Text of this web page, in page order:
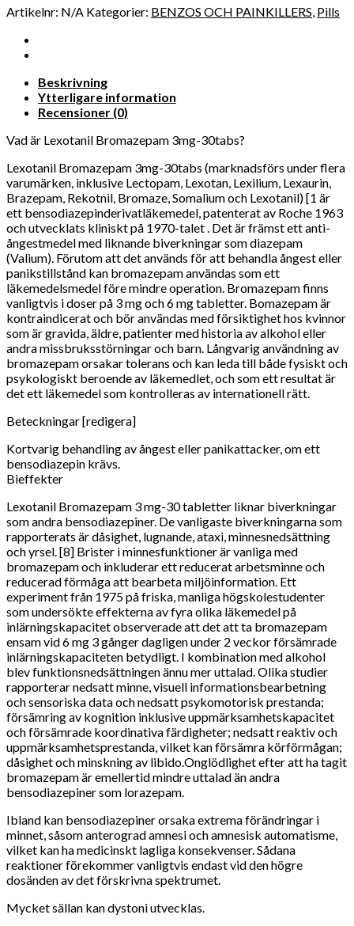
Artikelnr: N/A Kategorier: BENZOS OCH PAINKILLERS, Pills
Beskrivning
Ytterligare information
Recensioner (0)
Vad är Lexotanil Bromazepam 3mg-30tabs?
Lexotanil Bromazepam 3mg-30tabs (marknadsförs under flera
varumärken, inklusive Lectopam, Lexotan, Lexilium, Lexaurin,
Brazepam, Rekotnil, Bromaze, Somalium och Lexotanil) [1 är
ett bensodiazepinderivatläkemedel, patenterat av Roche 1963
och utvecklats kliniskt på 1970-talet . Det är främst ett anti-
ångestmedel med liknande biverkningar som diazepam
(Valium). Förutom att det används för att behandla ångest eller
panikstillstånd kan bromazepam användas som ett
läkemedelsmedel före mindre operation. Bromazepam finns
vanligtvis i doser på 3 mg och 6 mg tabletter. Bomazepam är
kontraindicerat och bör användas med försiktighet hos kvinnor
som är gravida, äldre, patienter med historia av alkohol eller
andra missbruksstörningar och barn. Långvarig användning av
bromazepam orsakar tolerans och kan leda till både fysiskt och
psykologiskt beroende av läkemedlet, och som ett resultat är
det ett läkemedel som kontrolleras av internationell rätt.
Beteckningar [redigera]
Kortvarig behandling av ångest eller panikattacker, om ett
bensodiazepin krävs.
Bieffekter
Lexotanil Bromazepam 3 mg-30 tabletter liknar biverkningar
som andra bensodiazepiner. De vanligaste biverkningarna som
rapporterats är dåsighet, lugnande, ataxi, minnesnedsättning
och yrsel. [8] Brister i minnesfunktioner är vanliga med
bromazepam och inkluderar ett reducerat arbetsminne och
reducerad förmåga att bearbeta miljöinformation. Ett
experiment från 1975 på friska, manliga högskolestudenter
som undersökte effekterna av fyra olika läkemedel på
inlärningskapacitet observerade att det att ta bromazepam
ensam vid 6 mg 3 gånger dagligen under 2 veckor försämrade
inlärningskapaciteten betydligt. I kombination med alkohol
blev funktionsnedsättningen ännu mer uttalad. Olika studier
rapporterar nedsatt minne, visuell informationsbearbetning
och sensoriska data och nedsatt psykomotorisk prestanda;
försämring av kognition inklusive uppmärksamhetskapacitet
och försämrade koordinativa färdigheter; nedsatt reaktiv och
uppmärksamhetsprestanda, vilket kan försämra körförmågan;
dåsighet och minskning av libido.Onglödlighet efter att ha tagit
bromazepam är emellertid mindre uttalad än andra
bensodiazepiner som lorazepam.
Ibland kan bensodiazepiner orsaka extrema förändringar i
minnet, såsom anterograd amnesi och amnesisk automatisme,
vilket kan ha medicinskt lagliga konsekvenser. Sådana
reaktioner förekommer vanligtvis endast vid den högre
dosänden av det förskrivna spektrumet.
Mycket sällan kan dystoni utvecklas.